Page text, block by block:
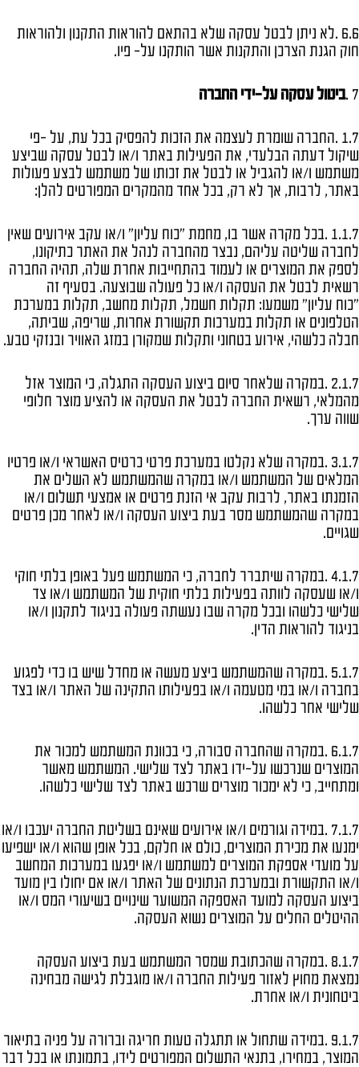
6.6 .לא ניתן לבטל עסקה שלא בהתאם להוראות התקנון ולהוראות
חוק הגנת הצרכן והתקנות אשר הותקנו על- פיו.
7 . ביטול עסקה על-ידי החברה
1.7 .החברה שומרת לעצמה את הזכות להפסיק בכל עת, על -פי
שיקול דעתה הבלעדי, את הפעילות באתר ו/או לבטל עסקה שביצע
משתמש ו/או להגביל או לבטל את זכותו של משתמש לבצע פעולות
באתר, לרבות, אך לא רק, בכל אחד מהמקרים המפורטים להלן:
1.1.7 .בכל מקרה אשר בו, מחמת "כוח עליון" ו/או עקב אירועים שאין
לחברה שליטה עליהם, נבצר מהחברה לנהל את האתר כתיקונו,
לספק את המוצרים או לעמוד בהתחייבות אחרת שלה, תהיה החברה
רשאית לבטל את העסקה ו/או כל פעולה שבוצעה. בסעיף זה
"כוח עליון" משמעו: תקלות חשמל, תקלות מחשב, תקלות במערכת
הטלפונים או תקלות במערכות תקשורת אחרות, שריפה, שביתה,
חבלה כלשהי, אירוע בטחוני ותקלות שמקורן במזג האוויר ובנזקי טבע.
2.1.7 .במקרה שלאחר סיום ביצוע העסקה התגלה, כי המוצר אזל
מהמלאי, רשאית החברה לבטל את העסקה או להציע מוצר חלופי
שווה ערך.
3.1.7 .במקרה שלא נקלטו במערכת פרטי כרטיס האשראי ו/או פרטיו
המלאים של המשתמש ו/או במקרה שהמשתמש לא השלים את
הזמנתו באתר, לרבות עקב אי הזנת פרטים או אמצעי תשלום ו/או
במקרה שהמשתמש מסר בעת ביצוע העסקה ו/או לאחר מכן פרטים
שגויים.
4.1.7 .במקרה שיתברר לחברה, כי המשתמש פעל באופן בלתי חוקי
ו/או שעסקה לוותה בפעילות בלתי חוקית של המשתמש ו/או צד
שלישי כלשהו ובכל מקרה שבו נעשתה פעולה בניגוד לתקנון ו/או
בניגוד להוראות הדין.
5.1.7 .במקרה שהמשתמש ביצע מעשה או מחדל שיש בו כדי לפגוע
בחברה ו/או במי מטעמה ו/או בפעילותו התקינה של האתר ו/או בצד
שלישי אחר כלשהו.
6.1.7 .במקרה שהחברה סבורה, כי בכוונת המשתמש למכור את
המוצרים שנרכשו על-ידו באתר לצד שלישי. המשתמש מאשר
ומתחייב, כי לא ימכור מוצרים שרכש באתר לצד שלישי כלשהו.
7.1.7 .במידה וגורמים ו/או אירועים שאינם בשליטת החברה יעכבו ו/או
ימנעו את מכירת המוצרים, כולם או חלקם, בכל אופן שהוא ו/או ישפיעו
על מועדי אספקת המוצרים למשתמש ו/או יפגעו במערכות המחשב
ו/או התקשורת ובמערכת הנתונים של האתר ו/או אם יחולו בין מועד
ביצוע העסקה למועד האספקה המשוער שינויים בשיעורי המס ו/או
ההיטלים החלים על המוצרים נשוא העסקה.
8.1.7 .במקרה שהכתובת שמסר המשתמש בעת ביצוע העסקה
נמצאת מחוץ לאזור פעילות החברה ו/או מוגבלת לגישה מבחינה
ביטחונית ו/או אחרת.
9.1.7 .במידה שתחול או תתגלה טעות חריגה וברורה על פניה בתיאור
המוצר, במחירו, בתנאי התשלום המפורטים לידו, בתמונתו או בכל דבר